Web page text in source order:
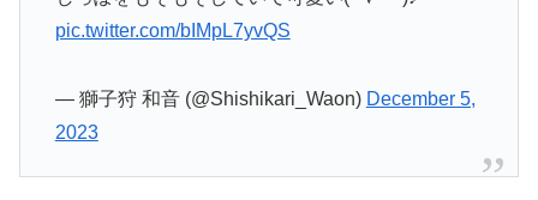
pic.twitter.com/bIMpL7yvQS
— 獅子狩 和音 (@Shishikari_Waon) December 5,
2023